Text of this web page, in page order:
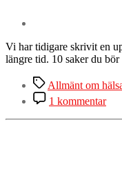
Vi har tidigare skrivit en
längre tid. 10 saker du
Etiketter
Allmänt om
1 kommentartill
Vad
ska